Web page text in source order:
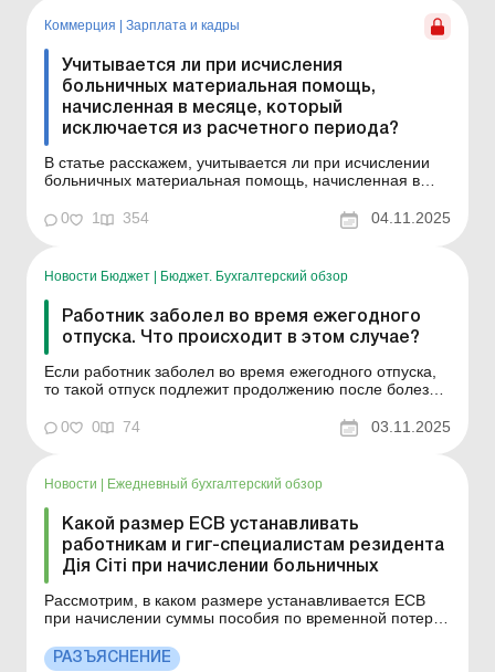
Коммерция Зарплата и кадры
Учитывается ли при исчисления
больничных материальная помощь,
начисленная в месяце, который
исключается из расчетного периода?
В статье расскажем, учитывается ли при исчислении
больничных материальная помощь, начисленная в
Практическая ситуация Работник не работал по
(с первого по последн...
0 1 354 04.11.2025
Новости Бюджет | Бюджет. Бухгалтерский обзор
Работник заболел во время ежегодного
отпуска. Что происходит в этом случае?
Если работник заболел во время ежегодного отпуска,
то такой отпуск подлежит продолжению после болезни
период. В случае продления отпуска отпускные за дни
болезни, выплаченные ранее, засчитываются как
насчитыва...
0 0 74 03.11.2025
Новости | Ежедневный бухгалтерский обзор
Какой размер ЕСВ устанавливать
работникам и гиг-специалистам резидента
Дія Сіті при начислении больничных
Рассмотрим, в каком размере устанавливается ЕСВ
при начислении суммы пособия по временной потере
беременности и родам работникам и гиг-специалистам
РАЗЪЯСНЕНИЕ